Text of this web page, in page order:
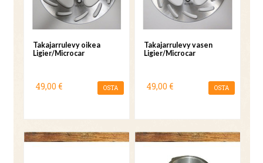
Takajarrulevy oikea
Ligier/Microcar
49,00 € OSTA
Takajarrulevy vasen
Ligier/Microcar
49,00 € OSTA